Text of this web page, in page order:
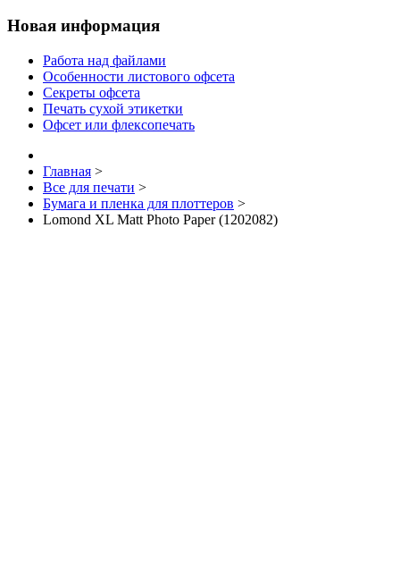
Новая информация
Работа над файлами
Особенности листового офсета
Секреты офсета
Печать сухой этикетки
Офсет или флексопечать
Главная >
Все для печати >
Бумага и пленка для плоттеров >
Lomond XL Matt Photo Paper (1202082)